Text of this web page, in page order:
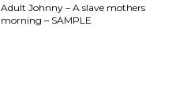
Adult Johnny – A slave mothers
morning – SAMPLE